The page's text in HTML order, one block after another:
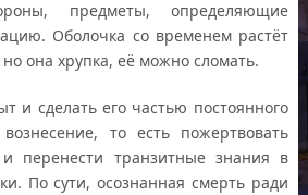
предметы, определяющие
Оболочка со временем растёт
она хрупка, её можно сломать.
и сделать его частью постоянного
то есть пожертвовать
перенести транзитные знания в
По сути, осознанная смерть ради